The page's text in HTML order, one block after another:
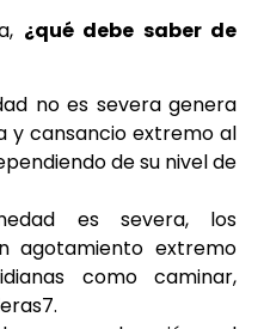
¿qué debe saber de
no es severa genera
y cansancio extremo al
de su nivel de
es severa, los
agotamiento extremo
como caminar,